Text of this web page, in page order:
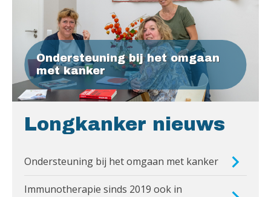
Ondersteuning bij het omgaan
met kanker
Longkanker nieuws
Ondersteuning bij het omgaan met kanker
Immunotherapie sinds 2019 ook in